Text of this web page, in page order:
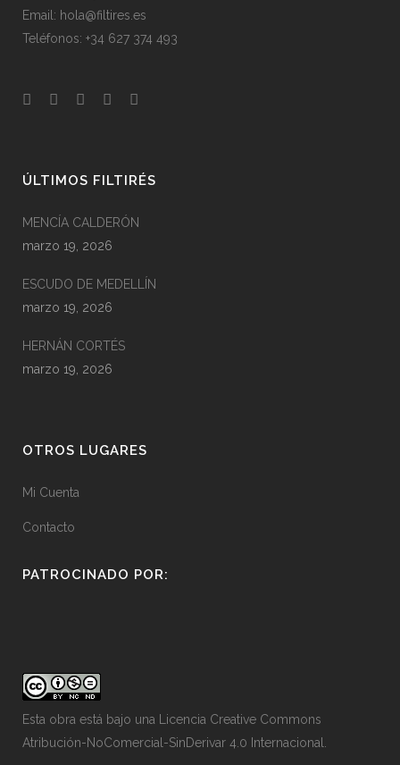
Email: hola@filtires.es
Teléfonos: +34 627 374 493
ÚLTIMOS FILTIRÉS
MENCÍA CALDERÓN
marzo 19, 2026
ESCUDO DE MEDELLÍN
marzo 19, 2026
HERNÁN CORTÉS
marzo 19, 2026
OTROS LUGARES
Mi Cuenta
Contacto
PATROCINADO POR:
Esta obra está bajo una
Licencia Creative Commons
Atribución-NoComercial-SinDerivar 4.0 Internacional